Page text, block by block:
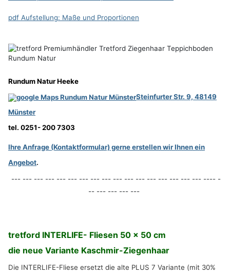
pdf Aufstellung: Maße und Proportionen
Rundum Natur Heeke
Steinfurter Str. 9, 48149
Münster
tel. 0251- 200 7303
Ihre Anfrage (Kontaktformular) gerne erstellen wir Ihnen ein
Angebot.
--- --- --- --- --- --- --- --- --- --- --- --- --- --- --- --- --- ---- -
-- --- --- --- ---
tretford INTERLIFE- Fliesen 50 x 50 cm
die neue Variante Kaschmir-Ziegenhaar
Die INTERLIFE-Fliese ersetzt die alte PLUS 7 Variante (mit 30%